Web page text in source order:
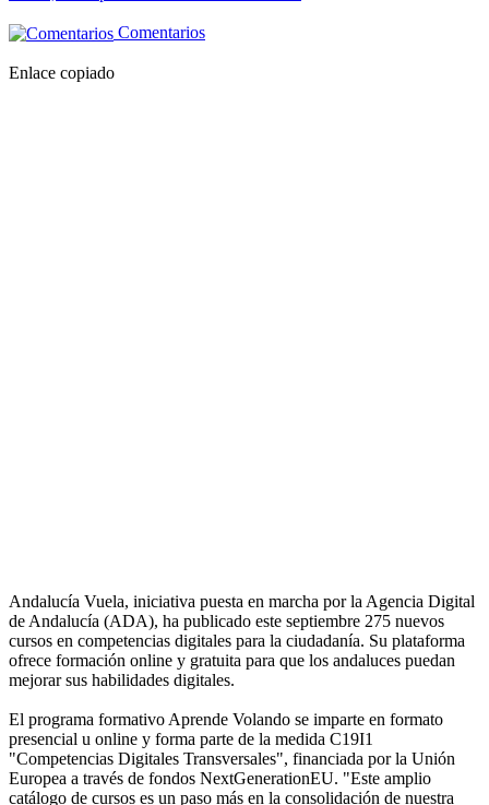
Comentarios
Enlace copiado
Andalucía Vuela, iniciativa puesta en marcha por la Agencia Digital
de Andalucía (ADA), ha publicado este septiembre 275 nuevos
cursos en competencias digitales para la ciudadanía. Su plataforma
ofrece formación online y gratuita para que los andaluces puedan
mejorar sus habilidades digitales.
El programa formativo Aprende Volando se imparte en formato
presencial u online y forma parte de la medida C19I1
"Competencias Digitales Transversales", financiada por la Unión
Europea a través de fondos NextGenerationEU. "Este amplio
catálogo de cursos es un paso más en la consolidación de nuestra